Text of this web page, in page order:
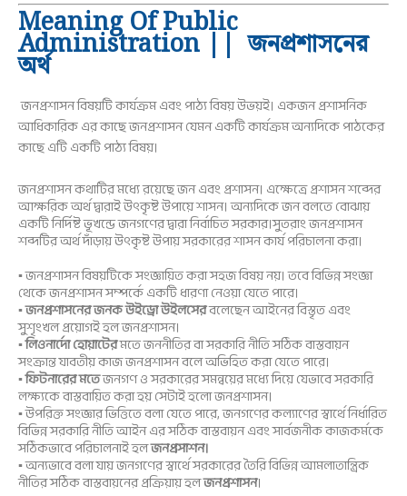
Meaning Of Public
Administration || জনপ্রশাসনের
অর্থ
জনপ্রশাসন বিষয়টি কার্যক্রম এবং পাঠ্য বিষয় উভয়ই। একজন প্রশাসনিক
আধিকারিক এর কাছে জনপ্রশাসন যেমন একটি কার্যক্রম অন্যদিকে পাঠকের
কাছে এটি একটি পাঠ্য বিষয়।
জনপ্রশাসন কথাটির মধ্যে রয়েছে জন এবং প্রশাসন। এক্ষেত্রে প্রশাসন শব্দের
আক্ষরিক অর্থ দ্বারাই উৎকৃষ্ট উপায়ে শাসন। অন্যদিকে জন বলতে বোঝায়
একটি নির্দিষ্ট ভূখন্ডে জনগণের দ্বারা নির্বাচিত সরকার।সুতরাং জনপ্রশাসন
শব্দটির অর্থ দাঁড়ায় উৎকৃষ্ট উপায় সরকারের শাসন কার্য পরিচালনা করা।
▪ জনপ্রশাসন বিষয়টিকে সংজ্ঞায়িত করা সহজ বিষয় নয়। তবে বিভিন্ন সংজ্ঞা
থেকে জনপ্রশাসন সম্পর্কে একটি ধারণা নেওয়া যেতে পারে।
▪জনপ্রশাসনের জনক উইড্রো উইলসেরবলেছেন আইনের বিস্তৃত এবং
সুশৃংখল প্রয়োগই হল জনপ্রশাসন।
▪লিওনার্দো হোয়াটেরমতে জননীতির বা সরকারি নীতি সঠিক বাস্তবায়ন
সংক্রান্ত যাবতীয় কাজ জনপ্রশাসন বলে অভিহিত করা যেতে পারে।
▪ফিটনারের মতেজনগণ ও সরকারের সমন্বয়ের মধ্যে দিয়ে যেভাবে সরকারি
লক্ষ্যকে বাস্তবায়িত করা হয় সেটাই হলো জনপ্রশাসন।
▪ উপরিক্ত সংজ্ঞার ভিত্তিতে বলা যেতে পারে, জনগণের কল্যাণের স্বার্থে নির্ধারিত
বিভিন্ন সরকারি নীতি আইন এর সঠিক বাস্তবায়ন এবং সার্বজনীক কাজকর্মকে
সঠিকভাবে পরিচালনাই হলজনপ্রসাশন।
▪অন্যভাবে বলা যায় জনগণের স্বার্থে সরকারের তৈরি বিভিন্ন আমলাতান্ত্রিক
নীতির সঠিক বাস্তবায়নের প্রক্রিয়ায় হলজনপ্রশাসন।